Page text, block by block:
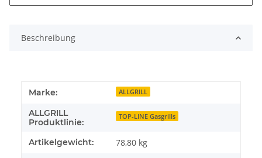
Beschreibung
Marke: ALLGRILL
ALLGRILL
Produktlinie:
TOP-LINE Gasgrills
Artikelgewicht: 78,80 kg